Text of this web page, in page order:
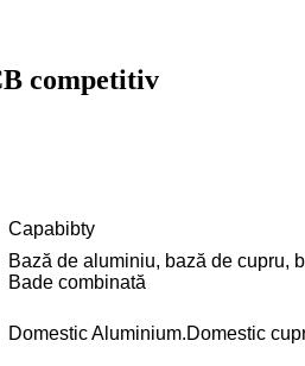
competitiv
Capabibty
Bază de aluminiu, bază de cupru,
Bade combinată
Domestic Aluminium.Domestic